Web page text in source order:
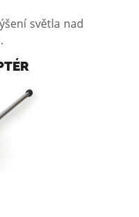
světla nad
.